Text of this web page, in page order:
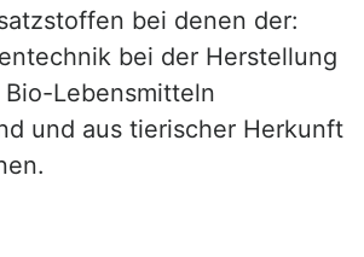
bei denen der:
bei der Herstellung
Lebensmitteln
und aus tierischer Herkunft